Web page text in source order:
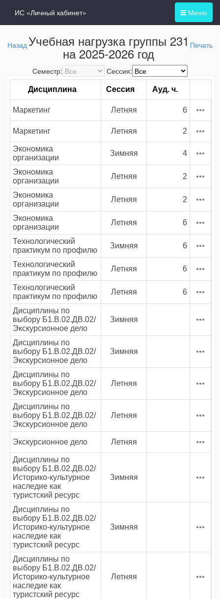
Меню
ИС «Личный кабинет»
Назад Учебная нагрузка группы 231
на 2025-2026 год Печать
Семестр: Сессия:
Дисциплина Сессия Ауд. ч.
Маркетинг Летняя 6
Маркетинг Летняя 2
Экономика
организации
Зимняя 4
Экономика
организации
Летняя 2
Экономика
организации
Летняя 2
Экономика
организации
Летняя 6
Технологический
практикум по профилю
Зимняя 6
Технологический
практикум по профилю
Летняя 6
Технологический
практикум по профилю
Летняя 6
Дисциплины по
выбору Б1.В.02.ДВ.02/
Экскурсионное дело
Зимняя
Дисциплины по
выбору Б1.В.02.ДВ.02/
Экскурсионное дело
Зимняя
Дисциплины по
выбору Б1.В.02.ДВ.02/
Экскурсионное дело
Летняя
Дисциплины по
выбору Б1.В.02.ДВ.02/
Экскурсионное дело
Летняя
Экскурсионное дело Летняя
Дисциплины по
выбору Б1.В.02.ДВ.02/
Историко-культурное
наследие как
туристский ресурс
Зимняя
Дисциплины по
выбору Б1.В.02.ДВ.02/
Историко-культурное
наследие как
туристский ресурс
Зимняя
Дисциплины по
выбору Б1.В.02.ДВ.02/
Историко-культурное
наследие как
туристский ресурс
Летняя